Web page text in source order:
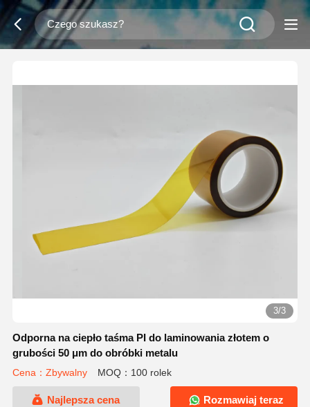
3/3
Odporna na ciepło taśma PI do laminowania złotem o
grubości 50 μm do obróbki metalu
Cena：Zbywalny MOQ：100 rolek
Najlepsza cena Rozmawiaj teraz